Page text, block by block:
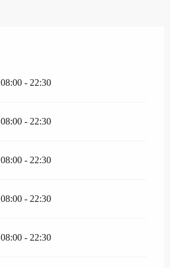
08:00 - 22:30
08:00 - 22:30
08:00 - 22:30
08:00 - 22:30
08:00 - 22:30